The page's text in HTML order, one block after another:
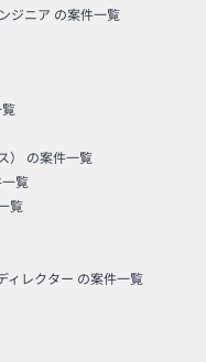
ジニア の案件一覧
の案件一覧
覧
覧
ィレクター の案件一覧